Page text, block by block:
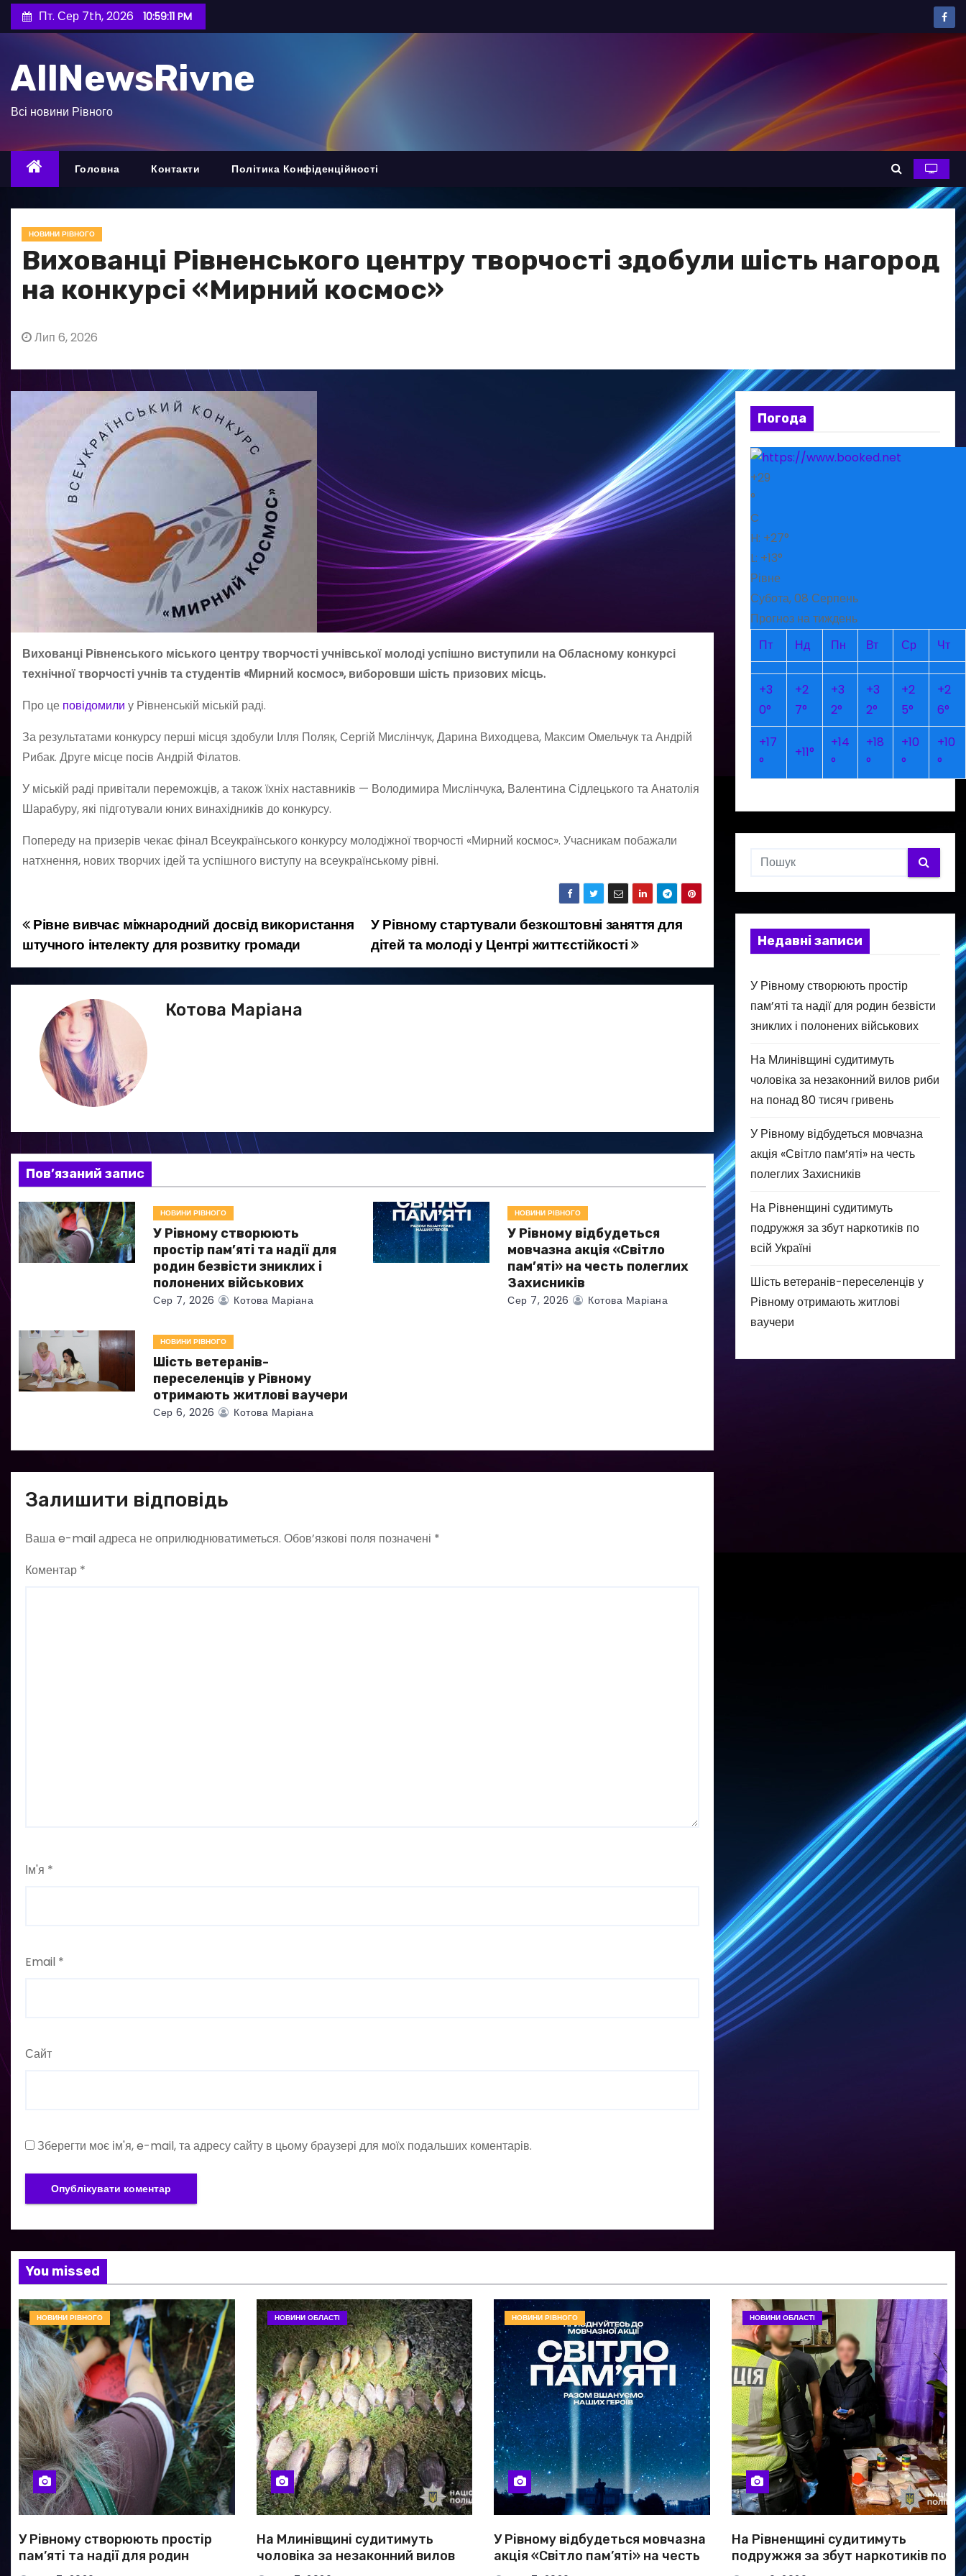
е
д
Пт. Сер 7th, 2026 10:59:12 PM
AllNewsRivne
Всі новини Рівного
Головна Контакти Політика Конфіденційності
НОВИНИ РІВНОГО
Вихованці Рівненського центру творчості здобули шість нагород
на конкурсі «Мирний космос»
Лип 6, 2026
Вихованці Рівненського міського центру творчості учнівської молоді успішно виступили на Обласному конкурсі
технічної творчості учнів та студентів «Мирний космос», виборовши шість призових місць.
Про це повідомили у Рівненській міській раді.
За результатами конкурсу перші місця здобули Ілля Поляк, Сергій Мислінчук, Дарина Виходцева, Максим Омельчук та Андрій
Рибак. Друге місце посів Андрій Філатов.
У міській раді привітали переможців, а також їхніх наставників — Володимира Мислінчука, Валентина Сідлецького та Анатолія
Шарабуру, які підготували юних винахідників до конкурсу.
Попереду на призерів чекає фінал Всеукраїнського конкурсу молодіжної творчості «Мирний космос». Учасникам побажали
натхнення, нових творчих ідей та успішного виступу на всеукраїнському рівні.
Н
а
в
і
я
з
а
п
в
У Рівному стартували безкоштовні заняття для
дітей та молоді у Центрі життєстійкості
Рівне вивчає міжнародний досвід використання
штучного інтелекту для розвитку громади
Котова Маріана
Пов’язаний запис
НОВИНИ РІВНОГО
У Рівному створюють
простір пам’яті та надії для
родин безвісти зниклих і
полонених військових
Сер 7, 2026 Котова Маріана
НОВИНИ РІВНОГО
У Рівному відбудеться
мовчазна акція «Світло
пам’яті» на честь полеглих
Захисників
Сер 7, 2026 Котова Маріана
НОВИНИ РІВНОГО
Шість ветеранів-
переселенців у Рівному
отримають житлові ваучери
Сер 6, 2026 Котова Маріана
Залишити відповідь
Ваша e-mail адреса не оприлюднюватиметься. Обов’язкові поля позначені *
Коментар *
Ім'я *
Email *
Сайт
Зберегти моє ім'я, e-mail, та адресу сайту в цьому браузері для моїх подальших коментарів.
Погода
+29
°
C
H: +27°
L: +13°
Рівне
Субота, 08 Серпень
Прогноз на тиждень
Пт
Нд Пн Вт Ср Чт
+3
0°
+2
7°
+3
2°
+3
2°
+2
5°
+2
6°
+17
°
+11°
+14
°
+18
°
+10
°
+10
°
Недавні записи
У Рівному створюють простір
пам’яті та надії для родин безвісти
зниклих і полонених військових
На Млинівщині судитимуть
чоловіка за незаконний вилов риби
на понад 80 тисяч гривень
У Рівному відбудеться мовчазна
акція «Світло пам’яті» на честь
полеглих Захисників
На Рівненщині судитимуть
подружжя за збут наркотиків по
всій Україні
Шість ветеранів-переселенців у
Рівному отримають житлові
ваучери
You missed
НОВИНИ РІВНОГО
У Рівному створюють простір
пам’яті та надії для родин
безвісти зниклих і полонених
НОВИНИ ОБЛАСТІ
На Млинівщині судитимуть
чоловіка за незаконний вилов
риби на понад 80 тисяч гривень
НОВИНИ РІВНОГО
У Рівному відбудеться мовчазна
акція «Світло пам’яті» на честь
полеглих Захисників
НОВИНИ ОБЛАСТІ
На Рівненщині судитимуть
подружжя за збут наркотиків по
всій Україні